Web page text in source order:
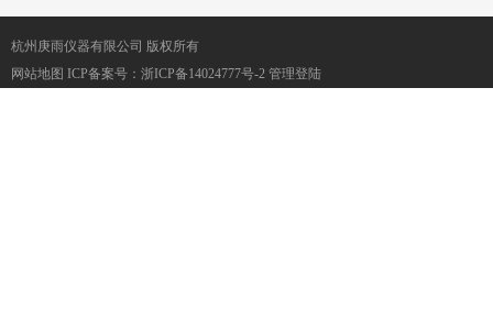
杭州庚雨仪器有限公司 版权所有
网站地图 ICP备案号： 浙ICP备14024777号-2 管理登陆